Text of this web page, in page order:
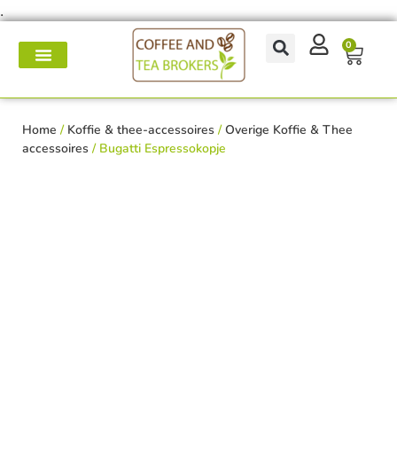
.
0
Home / Koffie & thee-accessoires /Overige Koffie & Thee
accessoires / Bugatti Espressokopje